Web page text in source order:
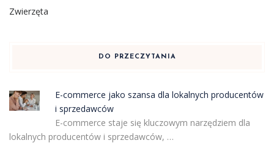
Zwierzęta
DO PRZECZYTANIA
E-commerce jako szansa dla lokalnych producentów
i sprzedawców
E-commerce staje się kluczowym narzędziem dla
lokalnych producentów i sprzedawców, …